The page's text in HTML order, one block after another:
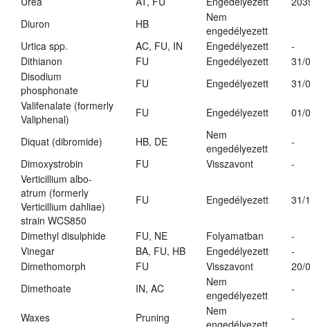
Diuron
HB
Nem
engedélyezett
Urtica spp.
AC, FU, IN Engedélyezett
-
Dithianon
FU Engedélyezett
31/
Disodium
phosphonate
FU Engedélyezett
31/
Valifenalate (formerly
Valiphenal)
FU Engedélyezett 01/
Diquat (dibromide) HB, DE
Nem
engedélyezett
-
Dimoxystrobin
FU Visszavont
-
Verticillium albo-
atrum (formerly
Verticillium dahliae)
strain WCS850
FU Engedélyezett 31/
Dimethyl disulphide FU, NE Folyamatban
-
Vinegar
BA, FU, HB Engedélyezett
-
Dimethomorph
FU Visszavont
20/
Dimethoate
IN, AC
Nem
engedélyezett
-
Waxes Pruning
Nem
-